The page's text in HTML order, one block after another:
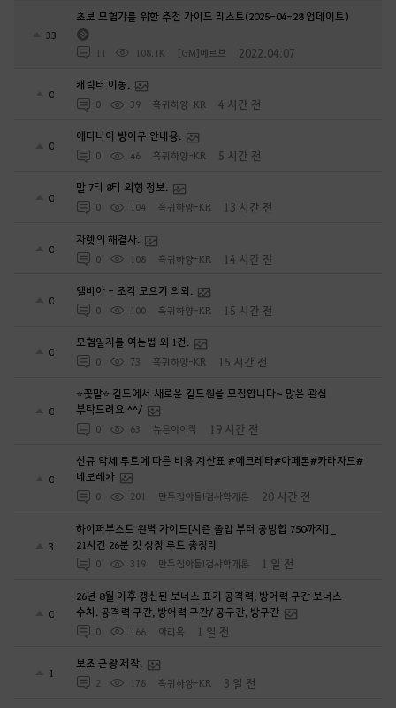
33
초보 모험가를 위한 추천 가이드 리스트(2025-04-28 업데이트)
11 108.1K [GM]메르브 2022.04.07
0
캐릭터 이동.
0 39 흑귀하양-KR 4 시간 전
0
에다니아 방어구 안내용.
0 46 흑귀하양-KR 5 시간 전
0
말 7티 8티 외형 정보.
0 104 흑귀하양-KR 13 시간 전
0
자렛의 해결사.
0 108 흑귀하양-KR 14 시간 전
0
엘비아 - 조각 모으기 의뢰.
0 100 흑귀하양-KR 15 시간 전
0
모험일지를 여는법 외 1건.
0 73 흑귀하양-KR 15 시간 전
0
⭐꽃말⭐ 길드에서 새로운 길드원을 모집합니다~ 많은 관심
부탁드려요 ^^/
0 63 뉴튼아이작 19 시간 전
0
신규 악세 루트에 따른 비용 계산표 #에크레타#아페론#카라자드#
데보레카
0 201 만두집아들I검사학개론 20 시간 전
3
하이퍼부스트 완벽 가이드[시즌 졸업 부터 공방합 750까지] _
21시간 26분 컷 성장 루트 총정리
0 319 만두집아들I검사학개론 1 일 전
0
26년 8월 이후 갱신된 보너스 표기 공격력, 방어력 구간 보너스
수치. 공격력 구간, 방어력 구간/ 공구간, 방구간
0 166 아리옥 1 일 전
1
보조 군왕 제작.
2 178 흑귀하양-KR 3 일 전